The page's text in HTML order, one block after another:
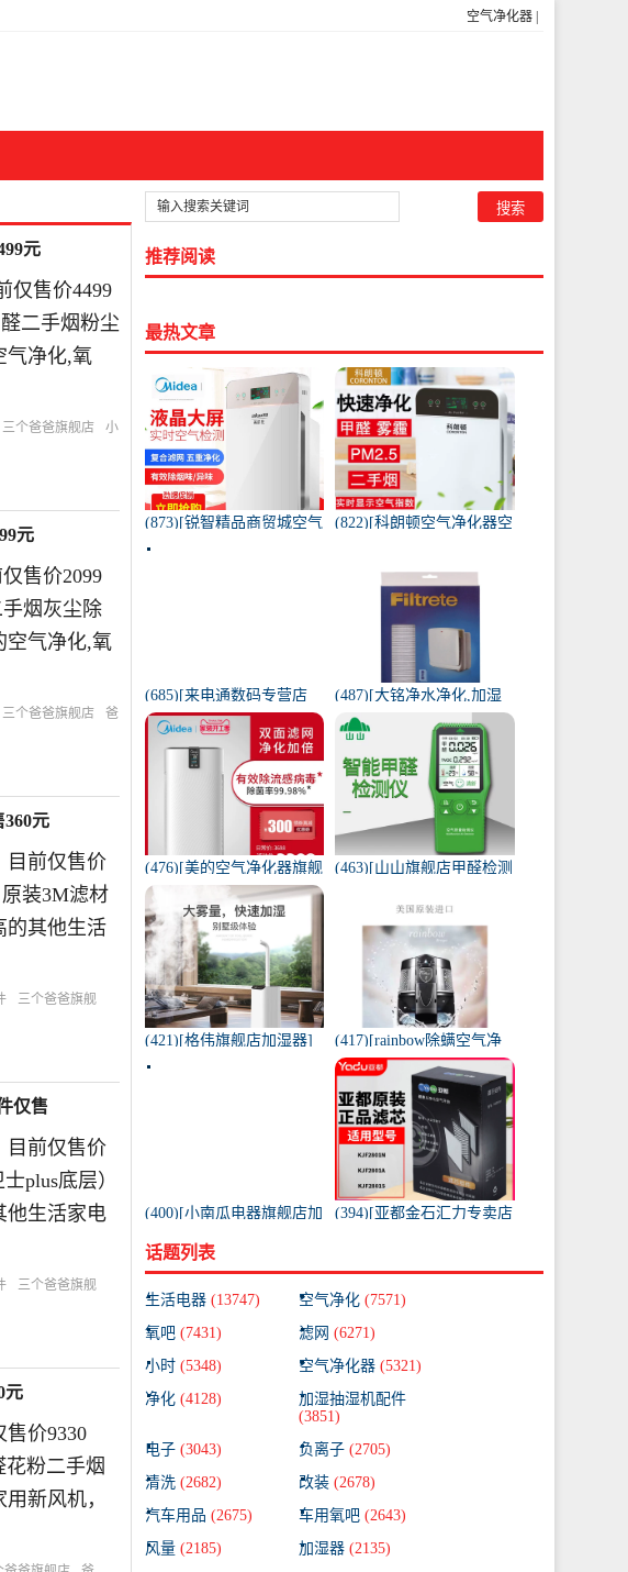
空气净化器
元
仅售价4499
二手烟粉尘
气净化,氧
三个爸爸旗舰店
小
元
售价2099
烟灰尘除
空气净化,氧
三个爸爸旗舰店
爸
元
目前仅售价
装3M滤材
的其他生活
三个爸爸旗舰
仅售
目前仅售价
plus底层）
他生活家电
三个爸爸旗舰
元
价9330
粉二手烟
新风机，
推荐阅读
最热文章
(873)[锐智精品商贸城空气
净化器]小米品质车载空气
(822)[科朗顿空气净化器空
雾月销量9件仅售168元
(685)[来电通数码专营店
USB加湿器]加湿器家用静
音卧室小米小型空气无线
可月销量213件仅售29元
(487)[大铭净水净化,加湿
抽湿机配件]3M菲尔萃空
气净化器静电滤网FACF月
销量1件仅售199元
(476)[美的空气净化器旗舰
店空气净化,氧吧]美的空气
净化器家用除甲醛月销量
170件仅售3698元
(463)[山山旗舰店甲醛检测
苯空气质量专业家月销量
12件仅售298元
(421)[格伟旗舰店加湿器]
工业加湿器大容量空气家
(417)[rainbow除螨空气净
化,氧吧]美国原装进口水过
滤RAINBOW空气月销量0
件仅售31920元
(400)[小南瓜电器旗舰店加
音卧室月销量198件仅售
59.9元
(394)[亚都金石汇力专卖店
KJF28月销量0件仅售249元
话题列表
生活电器 (13747) 空气净化 (7571)
氧吧 (7431) 滤网 (6271)
小时 (5348) 空气净化器 (5321)
净化 (4128)
加湿抽湿机配件
(3851)
电子 (3043) 负离子 (2705)
清洗 (2682) 改装 (2678)
汽车用品 (2675) 车用氧吧 (2643)
风量 (2185) 加湿器 (2135)